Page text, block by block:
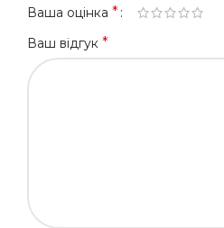
Ваша оцінка *
Ваш відгук *